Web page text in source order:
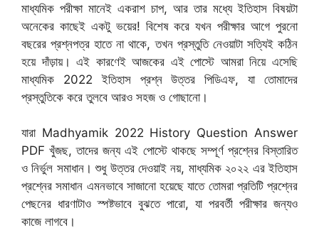
মাধ্যমিক পরীক্ষা মানেই একরাশ চাপ, আর তার মধ্যে ইতিহাস বিষয়টা
অনেকের কাছেই একটু ভয়ের! বিশেষ করে যখন পরীক্ষার আগে পুরনো
বছরের প্রশ্নপত্র হাতে না থাকে, তখন প্রস্তুতি নেওয়াটা সত্যিই কঠিন
হয়ে দাঁড়ায়। এই কারণেই আজকের এই পোস্টে আমরা নিয়ে এসেছি
মাধ্যমিক 2022 ইতিহাস প্রশ্ন উত্তর পিডিএফ, যা তোমাদের
প্রস্তুতিকে করে তুলবে আরও সহজ ও গোছানো।
যারা Madhyamik 2022 History Question Answer
PDF খুঁজছ, তাদের জন্য এই পোস্টে থাকছে সম্পূর্ণ প্রশ্নের বিস্তারিত
ও নির্ভুল সমাধান। শুধু উত্তর দেওয়াই নয়, মাধ্যমিক ২০২২ এর ইতিহাস
প্রশ্নের সমাধান এমনভাবে সাজানো হয়েছে যাতে তোমরা প্রতিটি প্রশ্নের
পেছনের ধারণাটাও স্পষ্টভাবে বুঝতে পারো, যা পরবর্তী পরীক্ষার জন্যও
কাজে লাগবে।